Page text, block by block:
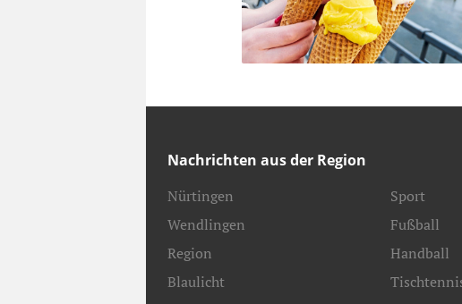
Nachrichten aus der Region
Nürtingen
Wendlingen
Region
Blaulicht
Sport
Fußball
Handball